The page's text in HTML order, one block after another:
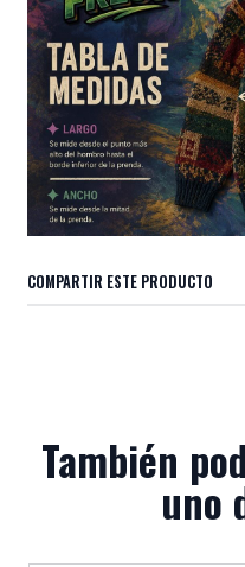
COMPARTIR ESTE PRODUCTO
También
uno